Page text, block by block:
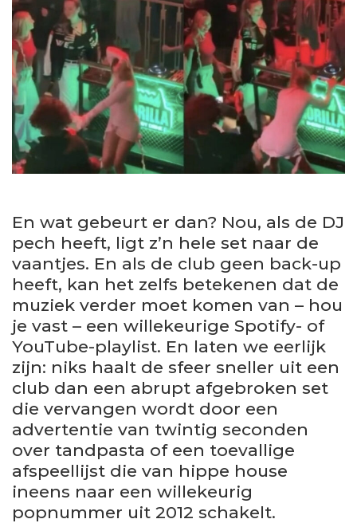
En wat gebeurt er dan? Nou, als de DJ
pech heeft, ligt z’n hele set naar de
vaantjes. En als de club geen back-up
heeft, kan het zelfs betekenen dat de
muziek verder moet komen van – hou
je vast – een willekeurige Spotify- of
YouTube-playlist. En laten we eerlijk
zijn: niks haalt de sfeer sneller uit een
club dan een abrupt afgebroken set
die vervangen wordt door een
advertentie van twintig seconden
over tandpasta of een toevallige
afspeellijst die van hippe house
ineens naar een willekeurig
popnummer uit 2012 schakelt.